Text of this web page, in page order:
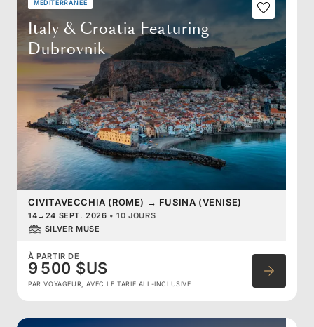
MÉDITERRANÉE
Italy & Croatia Featuring
Dubrovnik
CIVITAVECCHIA (ROME) → FUSINA (VENISE)
14→ 24 SEPT. 2026 •10 JOURS
SILVER MUSE
À PARTIR DE
9 500 $US
PAR VOYAGEUR, AVEC LE TARIF ALL-INCLUSIVE